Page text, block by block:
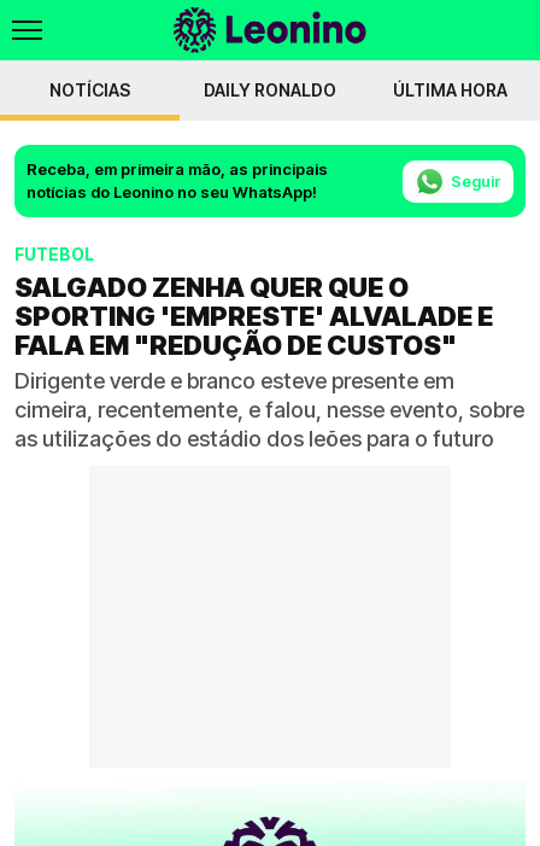
NOTÍCIAS DAILY RONALDO ÚLTIMA HORA
Receba, em primeira mão, as principais
notícias do Leonino no seu WhatsApp!
Seguir
FUTEBOL
SALGADO ZENHA QUER QUE O
SPORTING 'EMPRESTE' ALVALADE E
FALA EM "REDUÇÃO DE CUSTOS"
Dirigente verde e branco esteve presente em
cimeira, recentemente, e falou, nesse evento, sobre
as utilizações do estádio dos leões para o futuro